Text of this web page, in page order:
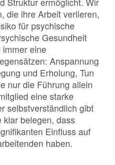
die ihre Arbeit verlieren,
für psychische
Gesundheit
eine
Anspannung
und Erholung, Tun
nur die Führung allein
eine starke
selbstverständlich gibt
belegen, dass
Einfluss auf
haben.